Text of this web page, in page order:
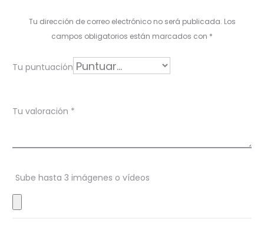
r
i
o
e
s
Tu dirección de correo electrónico no será publicada. Los
campos obligatorios están marcados con *
Tu puntuación
Tu valoración *
Sube hasta 3 imágenes o vídeos